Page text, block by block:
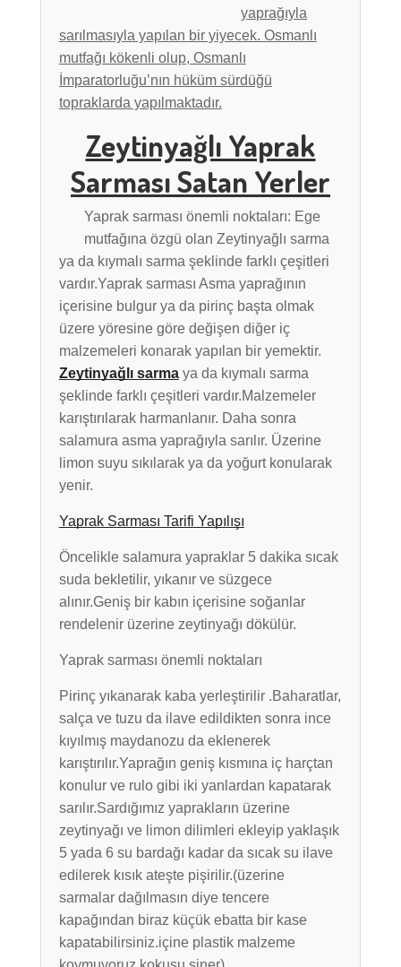
yaprağıyla
sarılmasıyla yapılan bir yiyecek. Osmanlı
mutfağı kökenli olup, Osmanlı
İmparatorluğu’nın hüküm sürdüğü
topraklarda yapılmaktadır.
Zeytinyağlı Yaprak
Sarması Satan Yerler
Yaprak sarması önemli noktaları: Ege
mutfağına özgü olan Zeytinyağlı sarma
ya da kıymalı sarma şeklinde farklı çeşitleri
vardır.Yaprak sarması Asma yaprağının
içerisine bulgur ya da pirinç başta olmak
üzere yöresine göre değişen diğer iç
malzemeleri konarak yapılan bir yemektir.
Zeytinyağlı sarmaya da kıymalı sarma
şeklinde farklı çeşitleri vardır.Malzemeler
karıştırılarak harmanlanır. Daha sonra
salamura asma yaprağıyla sarılır. Üzerine
limon suyu sıkılarak ya da yoğurt konularak
yenir.
Yaprak Sarması Tarifi Yapılışı
Öncelikle salamura yapraklar 5 dakika sıcak
suda bekletilir, yıkanır ve süzgece
alınır.Geniş bir kabın içerisine soğanlar
rendelenir üzerine zeytinyağı dökülür.
Yaprak sarması önemli noktaları
Pirinç yıkanarak kaba yerleştirilir .Baharatlar,
salça ve tuzu da ilave edildikten sonra ince
kıyılmış maydanozu da eklenerek
karıştırılır.Yaprağın geniş kısmına iç harçtan
konulur ve rulo gibi iki yanlardan kapatarak
sarılır.Sardığımız yaprakların üzerine
zeytinyağı ve limon dilimleri ekleyip yaklaşık
5 yada 6 su bardağı kadar da sıcak su ilave
edilerek kısık ateşte pişirilir.(üzerine
sarmalar dağılmasın diye tencere
kapağından biraz küçük ebatta bir kase
kapatabilirsiniz.içine plastik malzeme